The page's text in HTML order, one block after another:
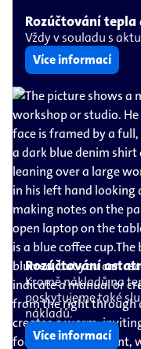
Rozúčtování tepla
Vždy v souladu s
Více informací
Rozúčtování
Kromě nákladů na
poskytujeme také
nákladů.
Více informací